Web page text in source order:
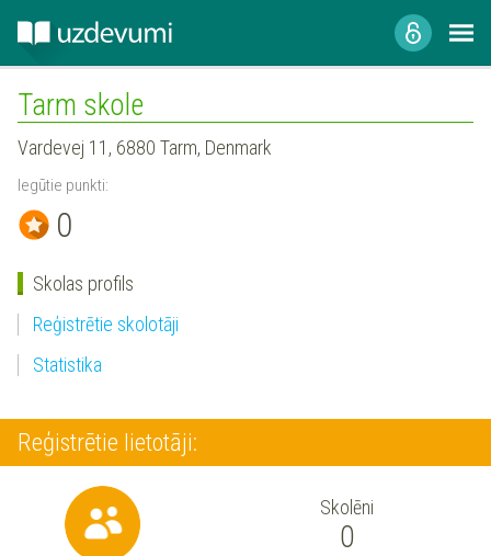
Tarm skole
Vardevej 11, 6880 Tarm, Denmark
Iegūtie punkti:
0
Skolas profils
Reģistrētie skolotāji
Statistika
Reģistrētie lietotāji:
Skolēni
0